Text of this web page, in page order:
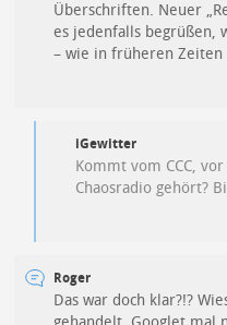
Überschriften. Neuer
es jedenfalls begrüßen,
– wie in früheren Zeiten
iGewitter
Kommt vom CCC,
Chaosradio gehört?
Roger
Das war doch klar?!?